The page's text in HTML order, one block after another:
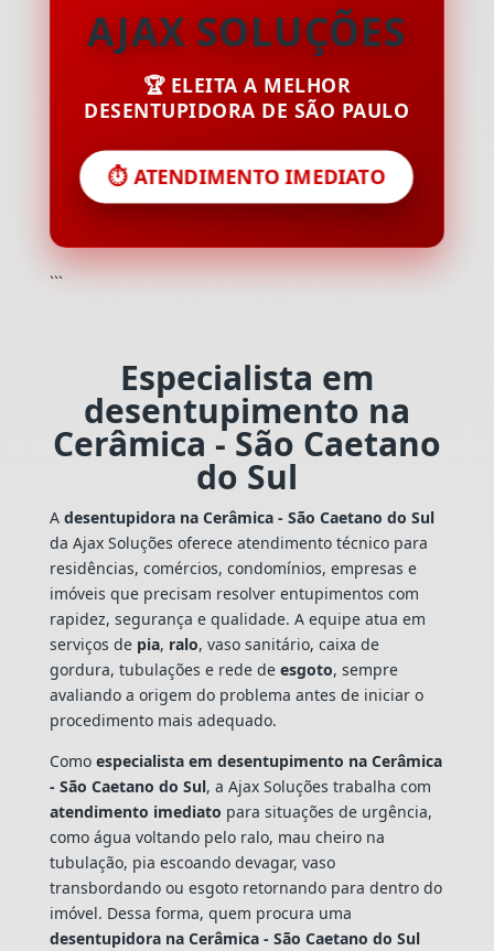
AJAX SOLUÇÕES
🏆 ELEITA A MELHOR
DESENTUPIDORA DE SÃO PAULO
⏱️ ATENDIMENTO IMEDIATO
```
Especialista em
desentupimento na
Cerâmica - São Caetano
do Sul
A desentupidora na Cerâmica - São Caetano do Sul
da Ajax Soluções oferece atendimento técnico para
residências, comércios, condomínios, empresas e
imóveis que precisam resolver entupimentos com
rapidez, segurança e qualidade. A equipe atua em
serviços de pia, ralo, vaso sanitário, caixa de
gordura, tubulações e rede de esgoto, sempre
avaliando a origem do problema antes de iniciar o
procedimento mais adequado.
Como especialista em desentupimento na Cerâmica
- São Caetano do Sul, a Ajax Soluções trabalha com
atendimento imediato para situações de urgência,
como água voltando pelo ralo, mau cheiro na
tubulação, pia escoando devagar, vaso
transbordando ou esgoto retornando para dentro do
imóvel. Dessa forma, quem procura uma
desentupidora na Cerâmica - São Caetano do Sul